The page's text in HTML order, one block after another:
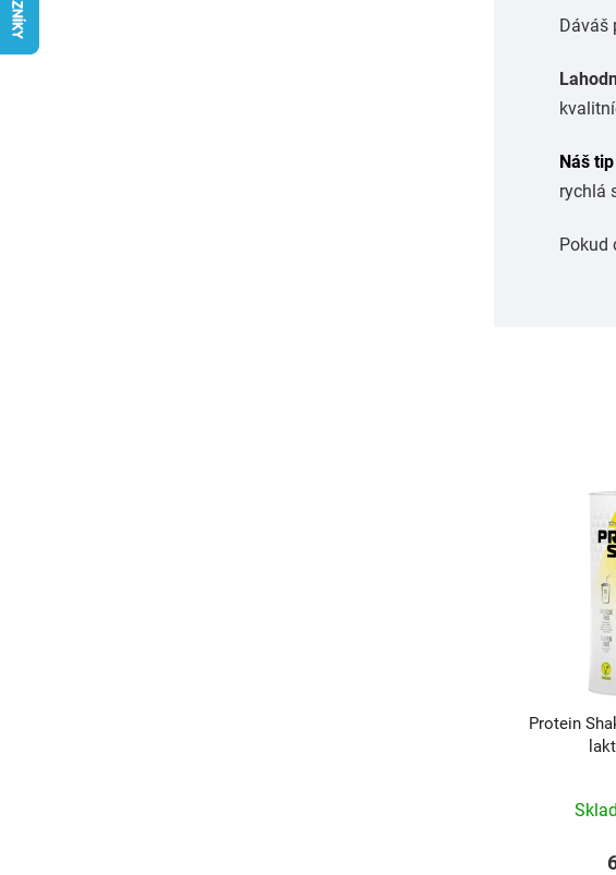
Dáváš
Náš tip |
rychlá
Pokud
Protein